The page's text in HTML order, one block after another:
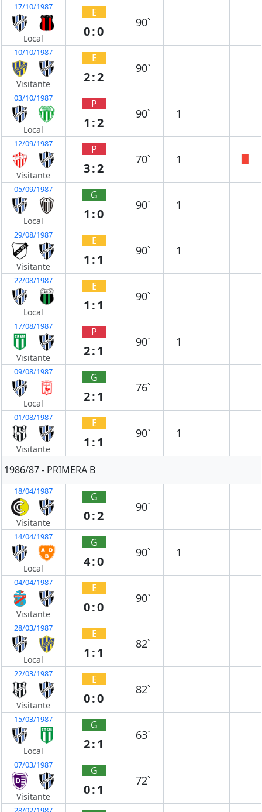
17/10/1987
Local
E
0:0
90`
10/10/1987
Visitante
E
2:2
90`
03/10/1987
Local
P
1:2
90` 1
12/09/1987
Visitante
P
3:2
70` 1
05/09/1987
Local
G
1:0
90` 1
29/08/1987
Visitante
E
1:1
90` 1
22/08/1987
Local
E
1:1
90`
17/08/1987
Visitante
P
2:1
90` 1
09/08/1987
Local
G
2:1
76`
01/08/1987
Visitante
E
1:1
90` 1
1986/87 - PRIMERA B
18/04/1987
Visitante
G
0:2
90`
14/04/1987
Local
G
4:0
90` 1
04/04/1987
Visitante
E
0:0
90`
28/03/1987
Local
E
1:1
82`
22/03/1987
Visitante
E
0:0
82`
15/03/1987
Local
G
2:1
63`
07/03/1987
Visitante
G
0:1
72`